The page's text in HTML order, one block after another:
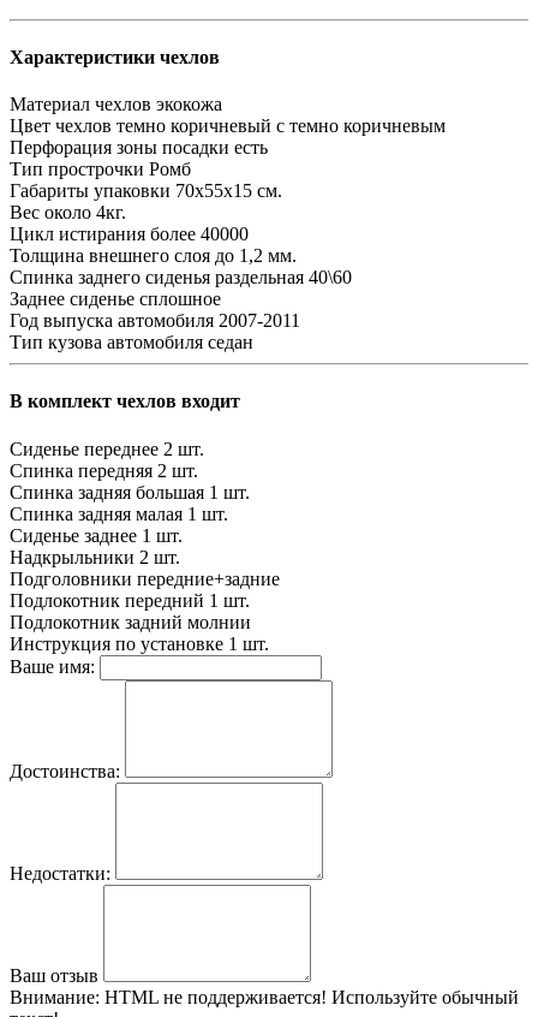
Характеристики чехлов
Материал чехлов экокожа
Цвет чехлов темно коричневый с темно коричневым
Перфорация зоны посадки есть
Тип прострочки Ромб
Габариты упаковки 70х55х15 см.
Вес около 4кг.
Цикл истирания более 40000
Толщина внешнего слоя до 1,2 мм.
Спинка заднего сиденья раздельная 40\60
Заднее сиденье сплошное
Год выпуска автомобиля 2007-2011
Тип кузова автомобиля седан
В комплект чехлов входит
Сиденье переднее 2 шт.
Спинка передняя 2 шт.
Спинка задняя большая 1 шт.
Спинка задняя малая 1 шт.
Сиденье заднее 1 шт.
Надкрыльники 2 шт.
Подголовники передние+задние
Подлокотник передний 1 шт.
Подлокотник задний молнии
Инструкция по установке 1 шт.
Ваше имя:
Достоинства:
Недостатки:
Ваш отзыв
Внимание: HTML не поддерживается! Используйте обычный